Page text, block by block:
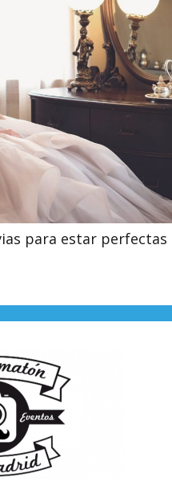
para estar perfectas